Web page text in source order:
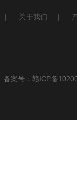
| 关于我们 |
备案号：赣ICP备